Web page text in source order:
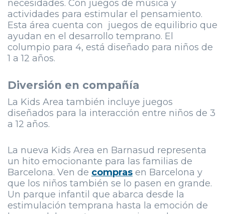
necesidades. Con juegos de música y
actividades para estimular el pensamiento.
Esta área cuenta con juegos de equilibrio que
ayudan en el desarrollo temprano. El
columpio para 4, está diseñado para niños de
1 a 12 años.
Diversión en compañía
La Kids Area también incluye juegos
diseñados para la interacción entre niños de 3
a 12 años.
La nueva Kids Area en Barnasud representa
un hito emocionante para las familias de
Barcelona. Ven de compras en Barcelona y
que los niños también se lo pasen en grande.
Un parque infantil que abarca desde la
estimulación temprana hasta la emoción de